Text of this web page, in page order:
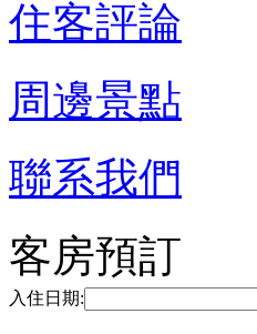
住客評論
周邊景點
聯系我們
客房預訂
入住日期: